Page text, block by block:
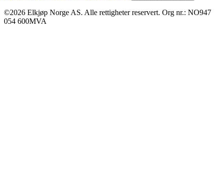
©2026 Elkjøp Norge AS. Alle rettigheter reservert. Org nr.: NO947
054 600MVA